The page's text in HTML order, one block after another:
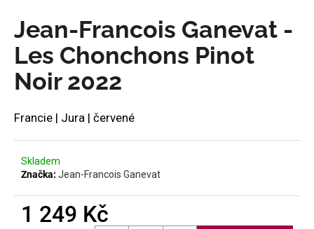
produktu
je
0,0
5
hvězdiček.
Jean-Francois Ganevat -
Les Chonchons Pinot
Noir 2022
Francie | Jura | červené
Skladem
Značka: Jean-Francois Ganevat
1 249 Kč
D
o
p
o
r
u
č
u
m